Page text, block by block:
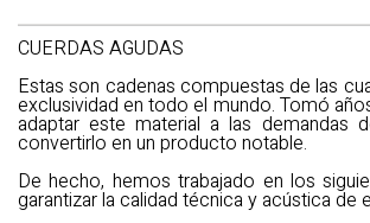
CUERDAS AGUDAS
Estas son cadenas compuestas de las
exclusividad en todo el mundo. Tomó
adaptar este material a las demandas
convertirlo en un producto notable.
De hecho, hemos trabajado en los
garantizar la calidad técnica y acústica de